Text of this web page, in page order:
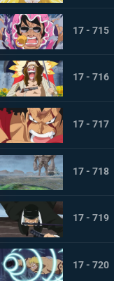
17 - 715
17 - 716
17 - 717
17 - 718
17 - 719
17 - 720